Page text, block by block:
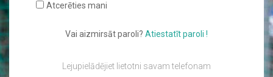
Atcerēties mani
Vai aizmirsāt paroli? Atiestatīt paroli !
Lejupielādējiet lietotni savam telefonam